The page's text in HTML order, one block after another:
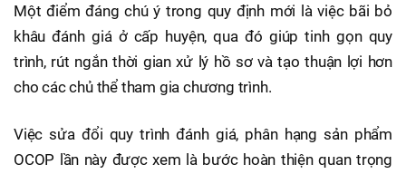
Một điểm đáng chú ý trong quy định mới là việc bãi bỏ
khâu đánh giá ở cấp huyện, qua đó giúp tinh gọn quy
trình, rút ngắn thời gian xử lý hồ sơ và tạo thuận lợi hơn
cho các chủ thể tham gia chương trình.
Việc sửa đổi quy trình đánh giá, phân hạng sản phẩm
OCOP lần này được xem là bước hoàn thiện quan trọng